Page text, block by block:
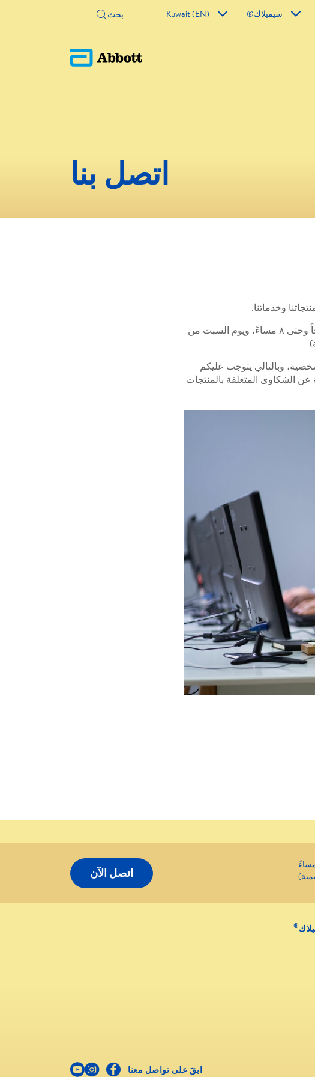
سيميلاك® Kuwait (EN)
اتصل بنا
وخدماتنا.
ما عليك سوى الاتصال بنا على: ١٨٠٠٠٤ (الأحد إلى الخميس، من الساعة ٨ صباحاً وحتى ٨ مساءً، ويوم السبت من
وبالتالي يتوجب عليكم
الشكاوى المتعلقة بالمنتجات
اتصل الآن
®
ابقَ على تواصل معنا